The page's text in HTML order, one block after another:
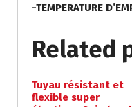
-TEMPERATURE
Related
Tuyau résistant et
flexible super